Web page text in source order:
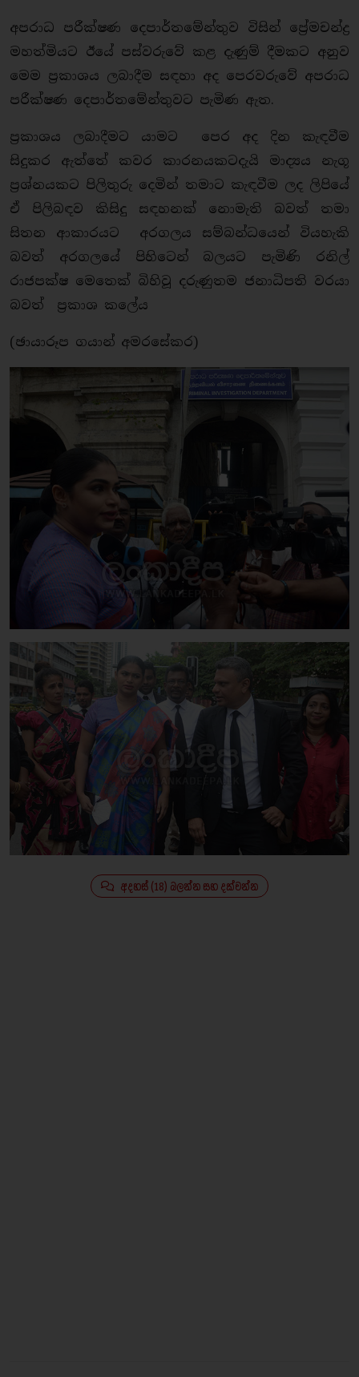
අපරාධ පරීක්ෂණ දෙපාර්තමේන්තුව විසින් ප්‍රේමචන්ද්‍ර
මහත්මියට ඊයේ පස්වරුවේ කළ දැණුම් දීමකට අනුව
මෙම ප්‍රකාශය ලබාදීම සඳහා අද පෙරවරුවේ අපරාධ
පරීක්ෂණ දෙපාර්තමේන්තුවට පැමිණ ඇත.
ප්‍රකාශය ලබාදීමට යාමට පෙර අද දින කැඳවීම
සිදුකර ඇත්තේ කවර කාරනයකටදැයි මාද්‍යය නැගූ
ප්‍රශ්නයකට පිලිතුරු දෙමින් තමාට කැඳවීම ලද ලිපියේ
ඒ පිලිබඳව කිසිදු සඳහනක් නොමැති බවත් තමා
සිතන ආකාරයට අරගලය සම්බන්ධයෙන් වියහැකි
බවත් අරගලයේ පිහිටෙන් බලයට පැමිණි රනිල්
රාජපක්ෂ මෙතෙක් බිහිවූ දරුණුතම ජනාධිපති වරයා
බවත් ප්‍රකාශ කලේය
(ඡායාරූප ගයාන් අමරසේකර)
අදහස් (18) බලන්න සහ දක්වන්න